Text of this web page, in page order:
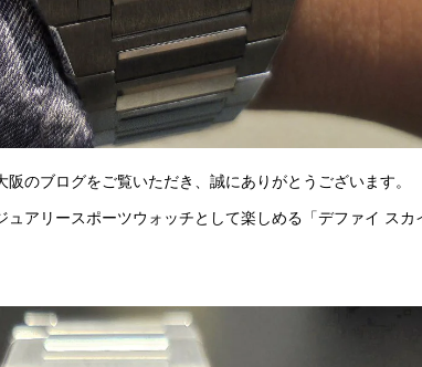
のブログをご覧いただき、誠にありがとうございます。
アリースポーツウォッチとして楽しめる「デファイ スカ